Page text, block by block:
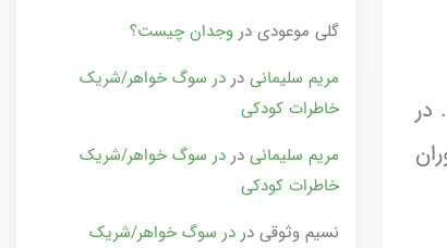
بود. در
گلی موعودی دروجدان چیست؟
مریم سلیمانی دردر سوگ خواهر/شریک
خاطرات کودکی
مریم سلیمانی دردر سوگ خواهر/شریک
خاطرات کودکی
نسیم وثوقی دردر سوگ خواهر/شریک